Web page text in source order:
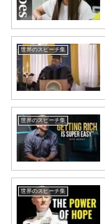
世界のスピーチ集
世界のスピーチ集
世界のスピーチ集